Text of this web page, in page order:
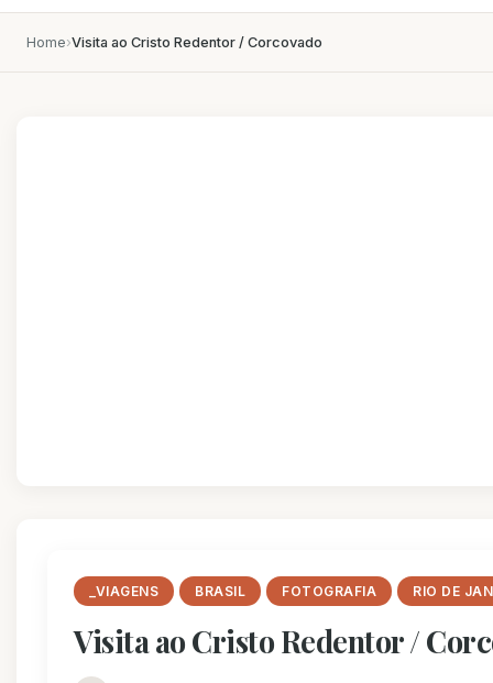
Home›Visita ao Cristo Redentor / Corcovado
_VIAGENS BRASIL FOTOGRAFIA RIO DE
Visita ao Cristo Redentor /